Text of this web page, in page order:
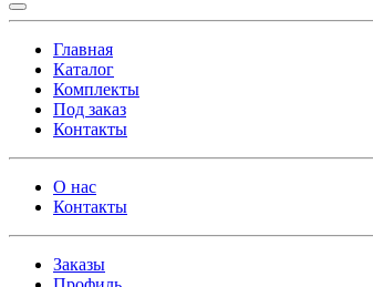
Главная
Каталог
Комплекты
Под заказ
Контакты
О нас
Контакты
Заказы